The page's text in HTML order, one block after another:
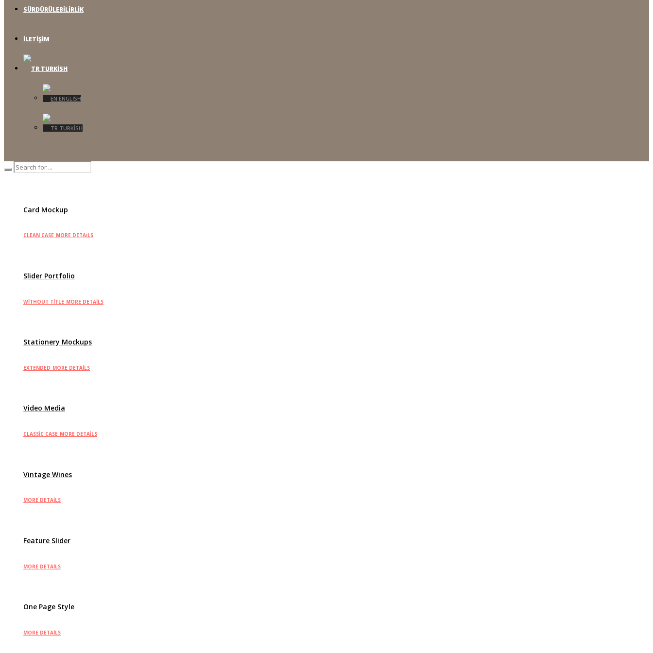
SÜRDÜRÜLEBILIRLIK
İLETIŞIM
TURKISH
ENGLISH
TURKISH
Card Mockup
CLEAN CASE MORE DETAILS
Slider Portfolio
WITHOUT TITLE MORE DETAILS
Stationery Mockups
EXTENDED MORE DETAILS
Video Media
CLASSIC CASE MORE DETAILS
Vintage Wines
MORE DETAILS
Feature Slider
MORE DETAILS
One Page Style
MORE DETAILS